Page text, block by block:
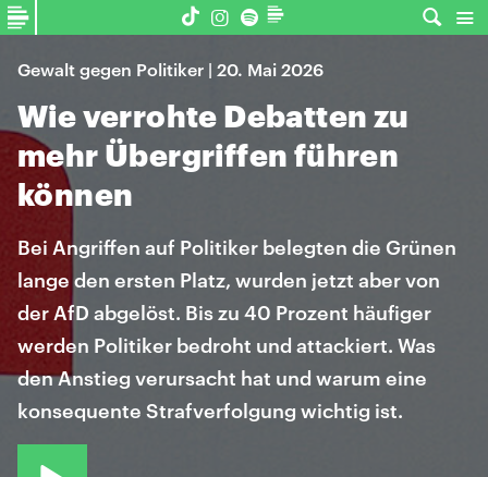
Gewalt gegen Politiker | 20. Mai 2026
Wie verrohte Debatten zu
mehr Übergriffen führen
können
Bei Angriffen auf Politiker belegten die Grünen
lange den ersten Platz, wurden jetzt aber von
der AfD abgelöst. Bis zu 40 Prozent häufiger
werden Politiker bedroht und attackiert. Was
den Anstieg verursacht hat und warum eine
konsequente Strafverfolgung wichtig ist.